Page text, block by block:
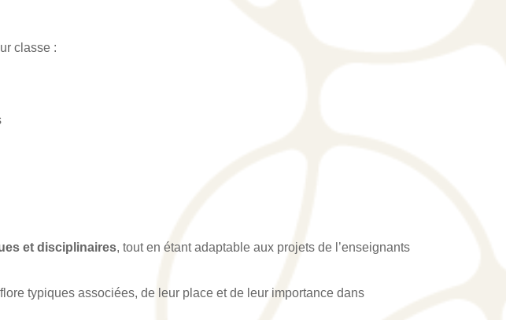
classe :
et disciplinaires, tout en étant adaptable aux projets de l’enseignants
typiques associées, de leur place et de leur importance dans